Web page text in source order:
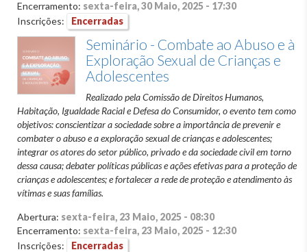
Encerramento: sexta-feira, 30 Maio, 2025 - 17:30
Inscrições:
Encerradas
Seminário - Combate ao Abuso e à
Exploração Sexual de Crianças e
Adolescentes
Realizado pela Comissão de Direitos Humanos,
Habitação, Igualdade Racial e Defesa do Consumidor, o evento tem como
objetivos: conscientizar a sociedade sobre a importância de prevenir e
combater o abuso e a exploração sexual de crianças e adolescentes;
integrar os atores do setor público, privado e da sociedade civil em torno
dessa causa; debater políticas públicas e ações efetivas para a proteção de
crianças e adolescentes; e fortalecer a rede de proteção e atendimento às
vítimas e suas famílias.
Abertura: sexta-feira, 23 Maio, 2025 - 08:30
Encerramento: sexta-feira, 23 Maio, 2025 - 12:30
Inscrições:
Encerradas